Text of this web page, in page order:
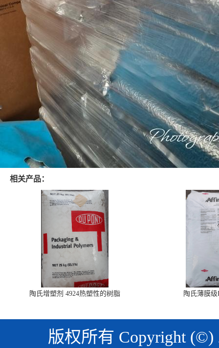
相关产品：
陶氏增塑剂 4924热塑性的树脂 陶氏薄膜级
版权所有 Copyright